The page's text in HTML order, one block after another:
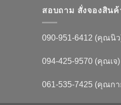
สอบถาม สั่งจองสินค้
090-951-6412 (คุณนิ
094-425-9570 (คุณเจ)
061-535-7425 (คุณกา